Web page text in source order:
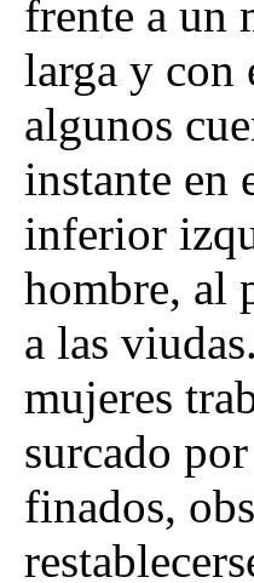
frente a un
larga y con
algunos
instante en
inferior
hombre, al
a las
mujeres
surcado
finados,